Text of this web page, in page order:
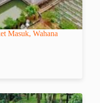
Masuk, Wahana